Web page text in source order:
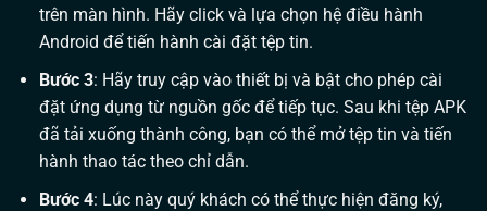
trên màn hình. Hãy click và lựa chọn hệ điều hành
Android để tiến hành cài đặt tệp tin.
Bước 3: Hãy truy cập vào thiết bị và bật cho phép cài
đặt ứng dụng từ nguồn gốc để tiếp tục. Sau khi tệp APK
đã tải xuống thành công, bạn có thể mở tệp tin và tiến
hành thao tác theo chỉ dẫn.
Bước 4: Lúc này quý khách có thể thực hiện đăng ký,